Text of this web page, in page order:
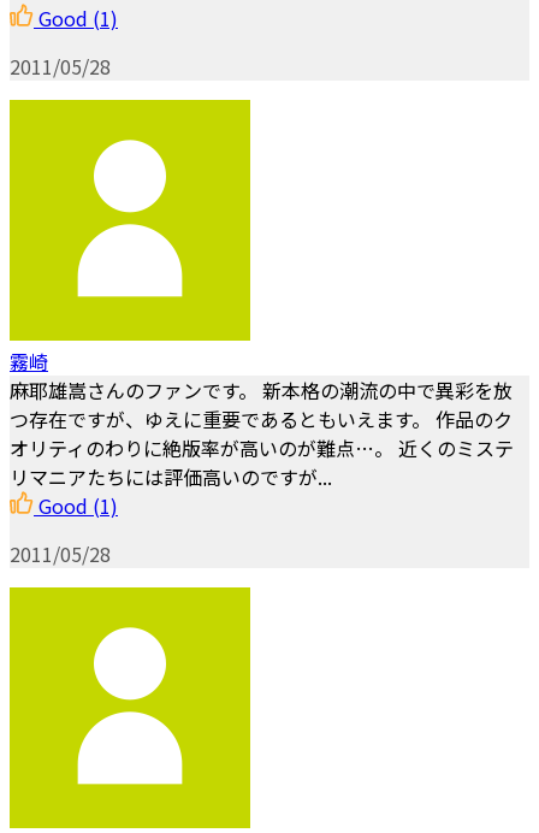
Good (1)
2011/05/28
霧崎
麻耶雄嵩さんのファンです。 新本格の潮流の中で異彩を放
つ存在ですが、ゆえに重要であるともいえます。 作品のク
オリティのわりに絶版率が高いのが難点…。 近くのミステ
リマニアたちには評価高いのですが...
Good (1)
2011/05/28